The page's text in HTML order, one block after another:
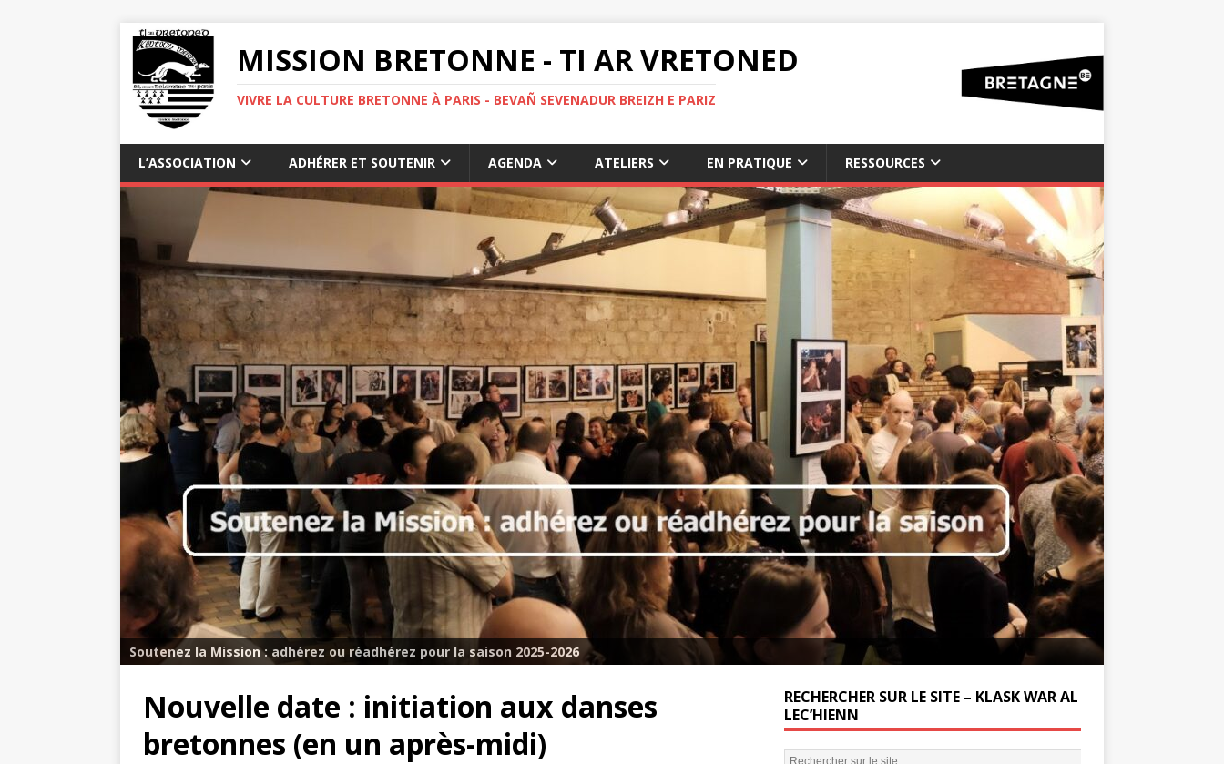
MISSION BRETONNE - TI AR VRETONED
VIVRE LA CULTURE BRETONNE À PARIS - BEVAÑ SEVENADUR BREIZH E PARIZ
L’ASSOCIATION ADHÉRER ET SOUTENIR AGENDA ATELIERS EN PRATIQUE RESSOURCES
Soutenez la Mission : adhérez ou réadhérez pour la saison 2025-2026
Nouvelle date : initiation aux danses
bretonnes (en un après-midi)
RECHERCHER SUR LE SITE – KLASK WAR AL
LEC’HIENN